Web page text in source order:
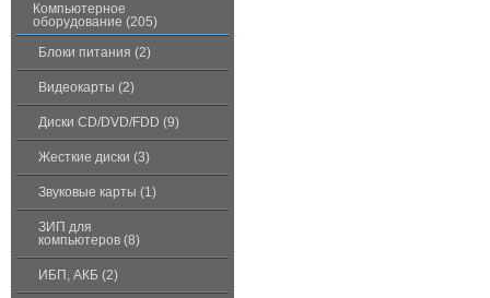
Компьютерное
оборудование (205)
Блоки питания (2)
Видеокарты (2)
Диски CD/DVD/FDD (9)
Жесткие диски (3)
Звуковые карты (1)
ЗИП для
компьютеров (8)
ИБП, АКБ (2)